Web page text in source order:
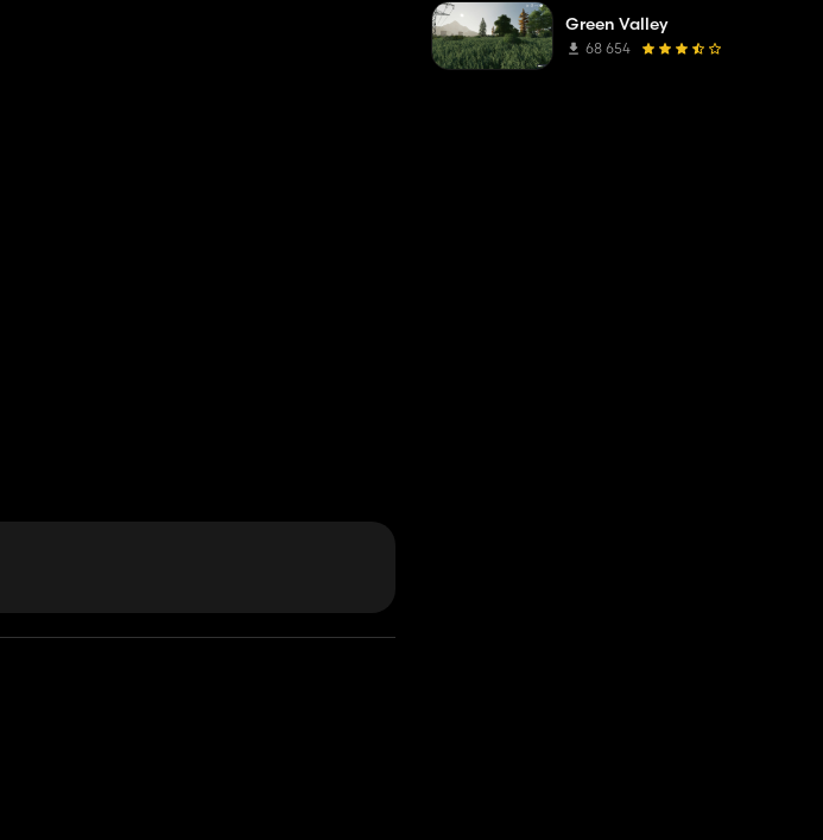
Green Valley
68 654